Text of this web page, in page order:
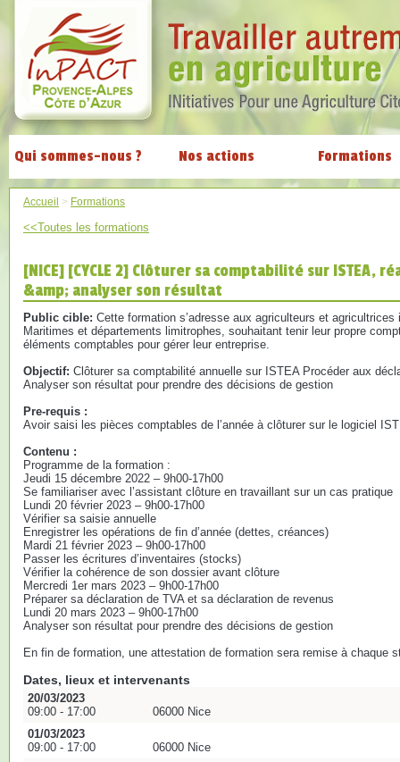
Qui sommes-nous ? Nos actions Formations
Accueil > Formations
<<Toutes les formations
[NICE] [CYCLE 2] Clôturer sa comptabilité sur ISTEA,
&amp; analyser son résultat
Public cible: Cette formation s’adresse aux agriculteurs et
Maritimes et départements limitrophes, souhaitant tenir leur propre
éléments comptables pour gérer leur entreprise.
Objectif: Clôturer sa comptabilité annuelle sur ISTEA Procéder aux
Analyser son résultat pour prendre des décisions de gestion
Pre-requis :
Avoir saisi les pièces comptables de l’année à clôturer sur le logiciel
Contenu :
Programme de la formation :
Jeudi 15 décembre 2022 – 9h00-17h00
Se familiariser avec l’assistant clôture en travaillant sur un cas pratique
Lundi 20 février 2023 – 9h00-17h00
Vérifier sa saisie annuelle
Enregistrer les opérations de fin d’année (dettes, créances)
Mardi 21 février 2023 – 9h00-17h00
Passer les écritures d’inventaires (stocks)
Vérifier la cohérence de son dossier avant clôture
Mercredi 1er mars 2023 – 9h00-17h00
Préparer sa déclaration de TVA et sa déclaration de revenus
Lundi 20 mars 2023 – 9h00-17h00
Analyser son résultat pour prendre des décisions de gestion
En fin de formation, une attestation de formation sera remise à chaque
Dates, lieux et intervenants
20/03/2023
09:00 - 17:00
06000 Nice
01/03/2023
09:00 - 17:00
06000 Nice